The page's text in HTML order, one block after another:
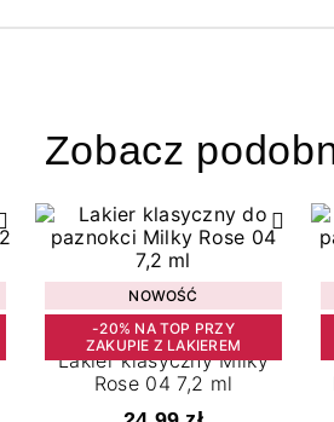
Zobacz
NOWOŚĆ
-20% NA TOP PRZY
ZAKUPIE Z LAKIEREM
Lakier klasyczny Milky
Rose 04 7,2 ml